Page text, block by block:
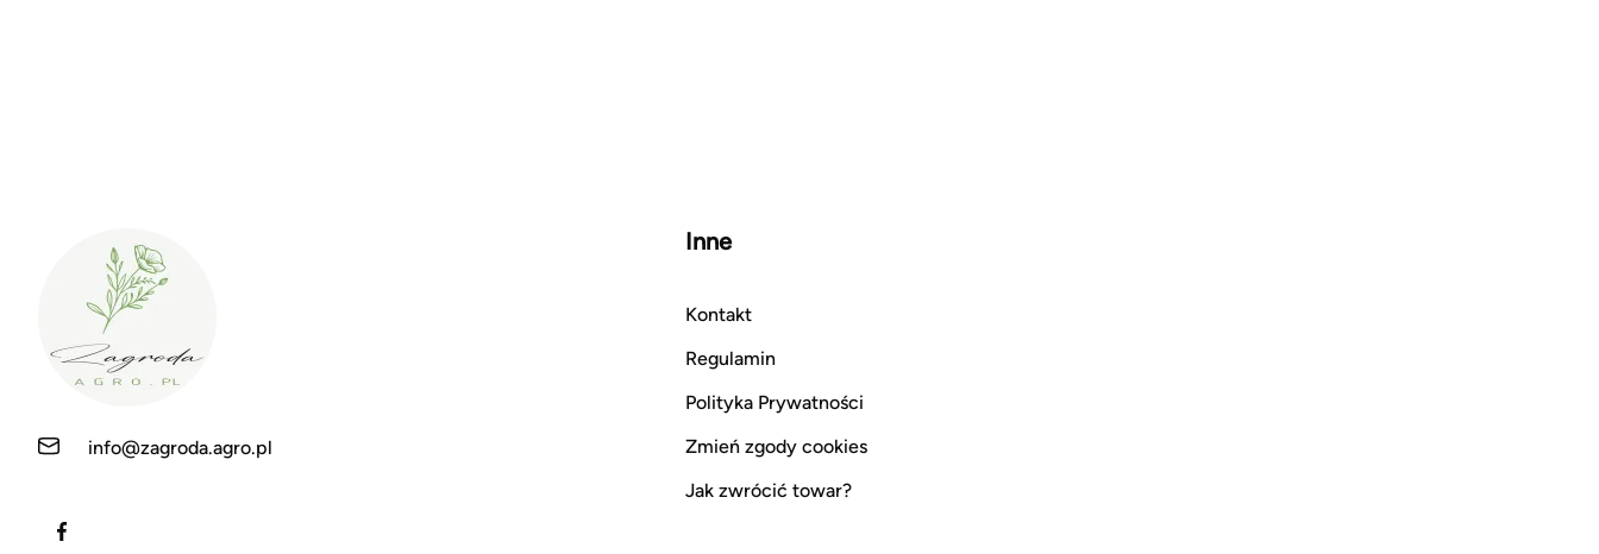
info@zagroda.agro.pl
Inne
Kontakt
Regulamin
Polityka Prywatności
Zmień zgody cookies
Jak zwrócić towar?